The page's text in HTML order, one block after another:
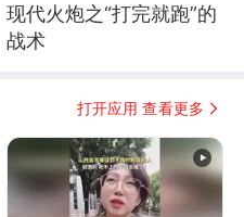
现代火炮之“打完就跑”的
战术
打开应用 查看更多